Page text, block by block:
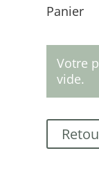
Panier
Votre
vide.